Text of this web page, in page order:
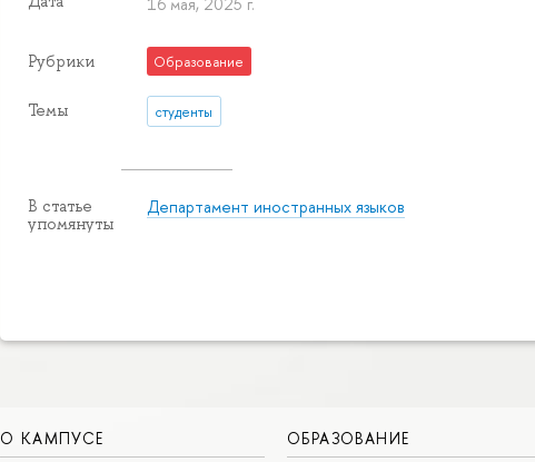
Рубрики Образование
Темы студенты
В статье
упомянуты
Департамент иностранных языков
О КАМПУСЕ
ОБРАЗОВАНИЕ